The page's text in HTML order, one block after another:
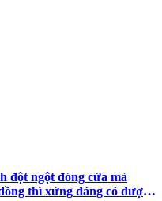
đột ngột đóng cửa mà
thì xứng đáng có được